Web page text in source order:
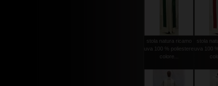
stola natura ricamo
uva 100 % poliestere
colore...
stola
uva 100